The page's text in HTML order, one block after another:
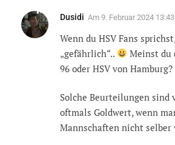
Dusidi Am 9. Februar 2024 13:43
Wenn du HSV Fans
„gefährlich“..
Meinst du
96 oder HSV von Hamburg?
Solche Beurteilungen sind
oftmals Goldwert, wenn
Mannschaften nicht selber